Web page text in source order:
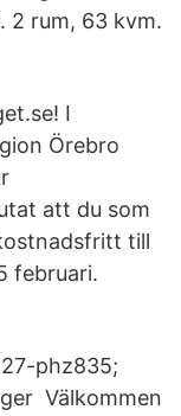
2 rum, 63 kvm.
I
Örebro
att du som
till
februari.
phz835;
Välkommen